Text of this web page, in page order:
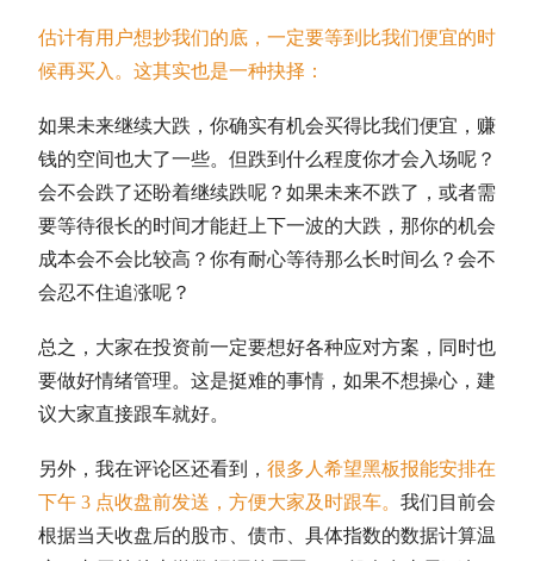
估计有用户想抄我们的底，一定要等到比我们便宜的时
候再买入。这其实也是一种抉择：
如果未来继续大跌，你确实有机会买得比我们便宜，赚
钱的空间也大了一些。但跌到什么程度你才会入场呢？
会不会跌了还盼着继续跌呢？如果未来不跌了，或者需
要等待很长的时间才能赶上下一波的大跌，那你的机会
成本会不会比较高？你有耐心等待那么长时间么？会不
会忍不住追涨呢？
总之，大家在投资前一定要想好各种应对方案，同时也
要做好情绪管理。这是挺难的事情，如果不想操心，建
议大家直接跟车就好。
另外，我在评论区还看到， 很多人希望黑板报能安排在
下午 3 点收盘前发送，方便大家及时跟车。 我们目前会
根据当天收盘后的股市、债市、具体指数的数据计算温